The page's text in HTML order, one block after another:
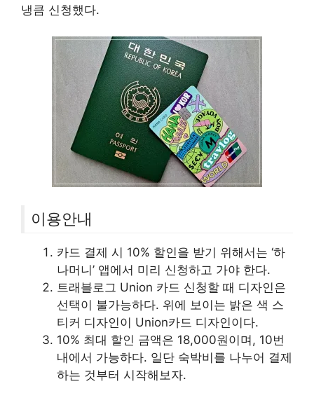
냉큼 신청했다.
이용안내
카드 결제 시 10% 할인을 받기 위해서는 ‘하
나머니’ 앱에서 미리 신청하고 가야 한다.
트래블로그 Union 카드 신청할 때 디자인은
선택이 불가능하다. 위에 보이는 밝은 색 스
티커 디자인이 Union카드 디자인이다.
10% 최대 할인 금액은 18,000원이며, 10번
내에서 가능하다. 일단 숙박비를 나누어 결제
하는 것부터 시작해보자.